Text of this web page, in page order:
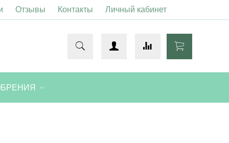
Отзывы Контакты Личный кабинет